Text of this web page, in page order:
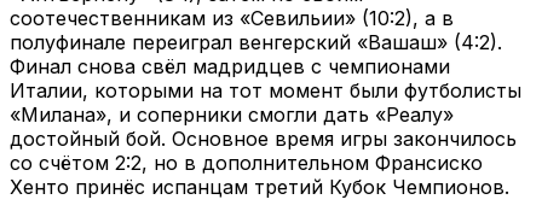
соотечественникам из «Севильии» (10:2), а в
полуфинале переиграл венгерский «Вашаш» (4:2).
Финал снова свёл мадридцев с чемпионами
Италии, которыми на тот момент были футболисты
«Милана», и соперники смогли дать «Реалу»
достойный бой. Основное время игры закончилось
со счётом 2:2, но в дополнительном Франсиско
Хенто принёс испанцам третий Кубок Чемпионов.